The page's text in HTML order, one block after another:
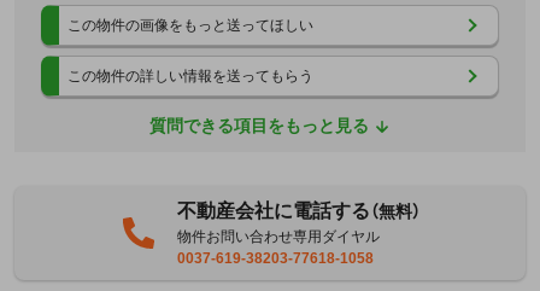
この物件の画像をもっと送ってほしい
この物件の詳しい情報を送ってもらう
質問できる項目をもっと見る
不動産会社に電話する（無料）
物件お問い合わせ専用ダイヤル
0037-619-38203-77618-1058